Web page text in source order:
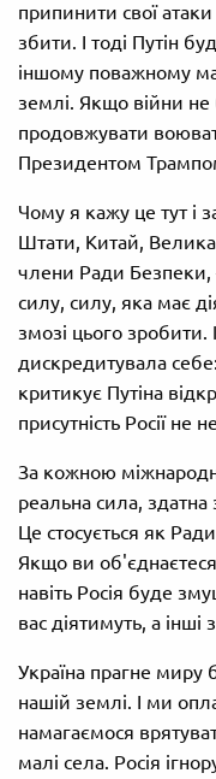
припинити свої
збити. І тоді Путін
іншому поважному
землі. Якщо війни не
продовжувати
Президентом
Чому я кажу це тут і
Штати, Китай, Велика
члени Ради Безпеки,
силу, силу, яка має
змозі цього зробити.
дискредитувала
критикує Путіна
присутність Росії не
За кожною
реальна сила,
Це стосується як
Якщо ви
навіть Росія буде
вас діятимуть, а інші
Україна прагне миру
нашій землі. І ми
намагаємося
малі села. Росія